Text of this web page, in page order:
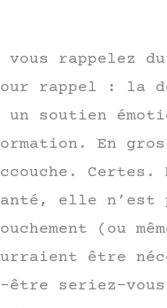
vous rappelez
rappel : la
un soutien
En
elle n’est
(ou
être
seriez-vous